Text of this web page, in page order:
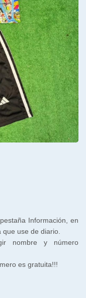
Información, en
use de diario.
nombre y número
es gratuita!!!